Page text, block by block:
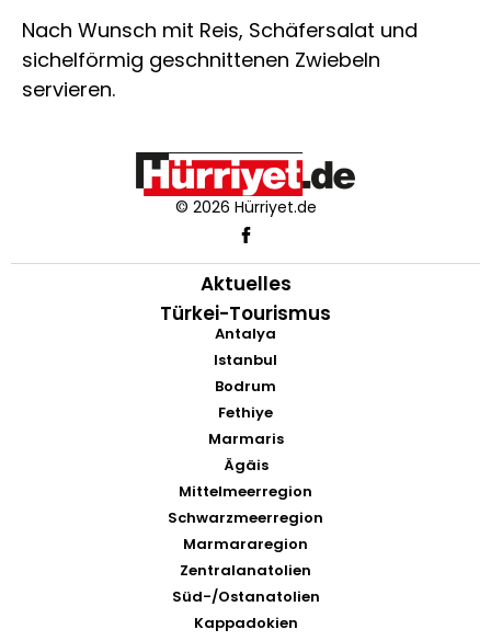
Nach Wunsch mit Reis, Schäfersalat und
sichelförmig geschnittenen Zwiebeln
servieren.
© 2026 Hürriyet.de
Aktuelles
Türkei-Tourismus
Antalya
Istanbul
Bodrum
Fethiye
Marmaris
Ägäis
Mittelmeerregion
Schwarzmeerregion
Marmararegion
Zentralanatolien
Süd-/Ostanatolien
Kappadokien